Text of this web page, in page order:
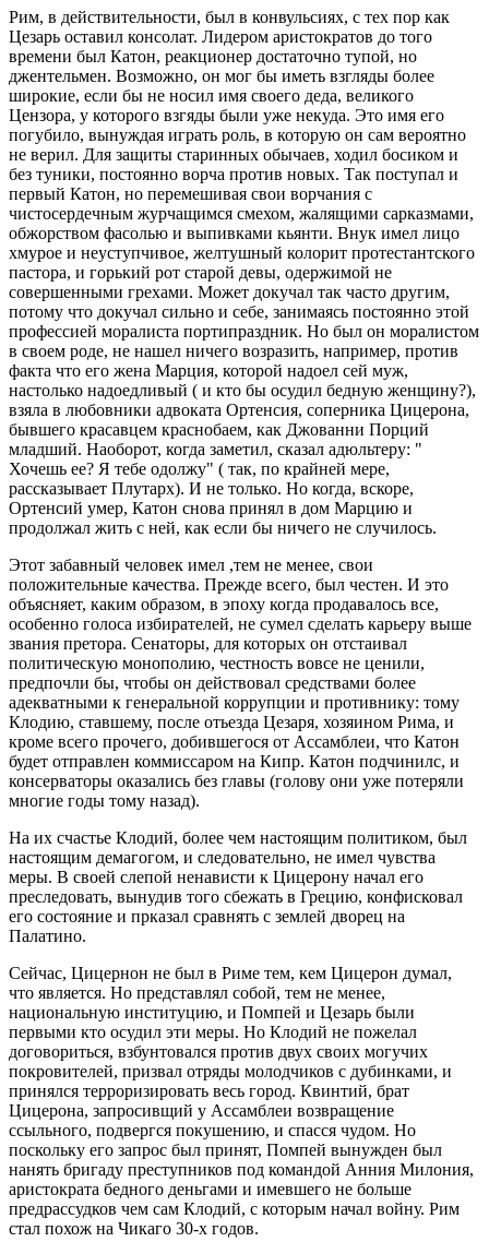
Рим, в действительности, был в конвульсиях, с тех пор как
Цезарь оставил консолат. Лидером аристократов до того
времени был Катон, реакционер достаточно тупой, но
джентельмен. Возможно, он мог бы иметь взгляды более
широкие, если бы не носил имя своего деда, великого
Цензора, у которого взгяды были уже некуда. Это имя его
погубило, вынуждая играть роль, в которую он сам вероятно
не верил. Для защиты старинных обычаев, ходил босиком и
без туники, постоянно ворча против новых. Так поступал и
первый Катон, но перемешивая свои ворчания c
чистосердечным журчащимся смехом, жалящими сарказмами,
обжорством фасолью и выпивками кьянти. Внук имел лицо
хмурое и неуступчивое, желтушный колорит протестантского
пастора, и горький рот старой девы, одержимой не
совершенными грехами. Может докучал так часто другим,
потому что докучал сильно и себе, занимаясь постоянно этой
профессией моралиста портипраздник. Но был он моралистом
в своем роде, не нашел ничего возразить, например, против
факта что его жена Марция, которой надоел сей муж,
настолько надоедливый ( и кто бы осудил бедную женщину?),
взяла в любовники адвоката Ортенсия, соперника Цицерона,
бывшего красавцем краснобаем, как Джованни Порций
младший. Наоборот, когда заметил, сказал адюльтеру: "
Хочешь ее? Я тебе одолжу" ( так, по крайней мере,
рассказывает Плутарх). И не только. Но когда, вскоре,
Ортенсий умер, Катон снова принял в дом Марцию и
продолжал жить с ней, как если бы ничего не случилось.
Этот забавный человек имел ,тем не менее, свои
положительные качества. Прежде всего, был честен. И это
объясняет, каким образом, в эпоху когда продавалось все,
особенно голоса избирателей, не сумел сделать карьеру выше
звания претора. Сенаторы, для которых он отстаивал
политическую монополию, честность вовсе не ценили,
предпочли бы, чтобы он действовал средствами более
адекватными к генеральной коррупции и противнику: тому
Клодию, ставшему, после отьезда Цезаря, хозяином Рима, и
кроме всего прочего, добившегося от Ассамблеи, что Катон
будет отправлен коммиссаром на Кипр. Катон подчинилс, и
консерваторы оказались без главы (голову они уже потеряли
многие годы тому назад).
На их счастье Клодий, более чем настоящим политиком, был
настоящим демагогом, и следовательно, не имел чувства
меры. В своей слепой ненависти к Цицерону начал его
преследовать, вынудив того сбежать в Грецию, конфисковал
его состояние и прказал сравнять с землей дворец на
Палатино.
Сейчас, Цицернон не был в Риме тем, кем Цицерон думал,
что является. Но представлял собой, тем не менее,
национальную институцию, и Помпей и Цезарь были
первыми кто осудил эти меры. Но Клодий не пожелал
договориться, взбунтовался против двух своих могучих
покровителей, призвал отряды молодчиков с дубинками, и
принялся терроризировать весь город. Квинтий, брат
Цицерона, запросивщий у Ассамблеи возвращение
ссыльного, подвергся покушению, и спасся чудом. Но
поскольку его запрос был принят, Помпей вынужден был
нанять бригаду преступников под командой Анния Милония,
аристократа бедного деньгами и имевшего не больше
предрассудков чем сам Клодий, с которым начал войну. Рим
стал похож на Чикаго 30-х годов.